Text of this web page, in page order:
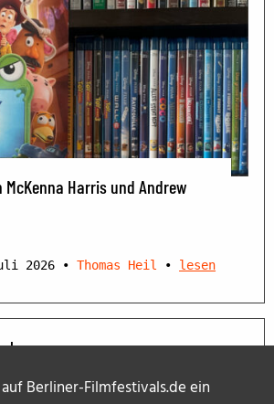
Berliner-Filmfestivals.de ein
McKenna Harris und Andrew
2026 • Thomas Heil • lesen